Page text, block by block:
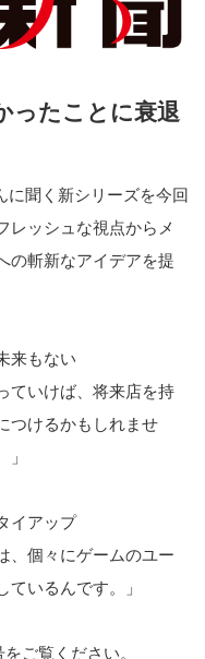
ったことに衰退
に聞く新シリーズを今回
レッシュな視点からメ
の斬新なアイデアを提
来もない
ていけば、将来店を持
つけるかもしれませ
イアップ
、個々にゲームのユー
いるんです。」
ご覧ください。